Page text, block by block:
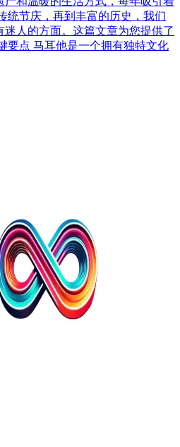
统节庆，再到丰富的历史，我们
人的方面。这篇文章为您提供了
要点 马耳他是一个拥有独特文化